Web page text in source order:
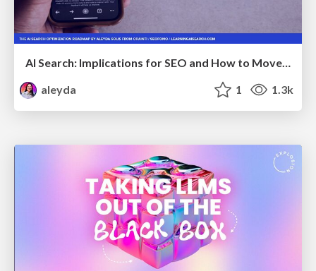
aleyda
1 1.3k